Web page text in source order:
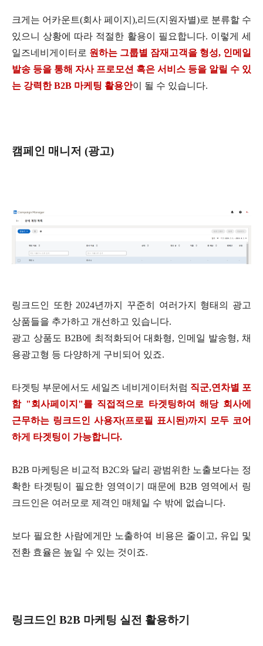
크게는 어카운트(회사 페이지 ),리드(지원자별)로 분류할 수
있으니 상황에 따라 적절한 활용이 필요합니다. 이렇게 세
일즈네비게이터로 원하는 그룹별 잠재고객을 형성, 인메일
발송 등을 통해 자사 프로모션 혹은 서비스 등을 알릴 수 있
는 강력한B2B 마케팅 활용안이 될 수 있습니다.
캠페인 매니저 (광고)
링크드인 또한2024년까지 꾸준히 여러가지 형태의 광고
상품들을 추가하고 개선하고 있습니다.
광고 상품도 B2B에 최적화되어 대화형, 인메일 발송형, 채
용광고형 등 다양하게 구비되어 있죠.
타겟팅 부문에서도 세일즈 네비게이터처럼 직군,연차별 포
함"회사페이지 "를 직접적으로 타겟팅하여 해당 회사에
근무하는 링크드인 사용자(프로필 표시된)까지 모두 코어
하게 타겟팅이 가능합니다.
B2B 마케팅은 비교적 B2C와 달리 광범위한 노출보다는 정
확한 타겟팅이 필요한 영역이기 때문에
B2B 영역에서 링
크드인은 여러모로 제격인 매체일 수 밖에 없습니다.
보다 필요한 사람에게만 노출하여 비용은 줄이고, 유입 및
전환 효율은 높일 수 있는 것이죠.
링크드인 B2B 마케팅 실전 활용하기